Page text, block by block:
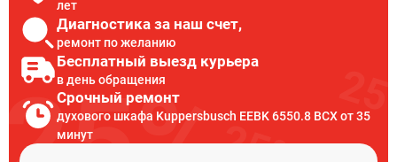
лет
Диагностика за наш счет,
ремонт по желанию
Бесплатный выезд курьера
в день обращения
Срочный ремонт
духового шкафа Kuppersbusch EEBK 6550.8 BCX от 35
минут